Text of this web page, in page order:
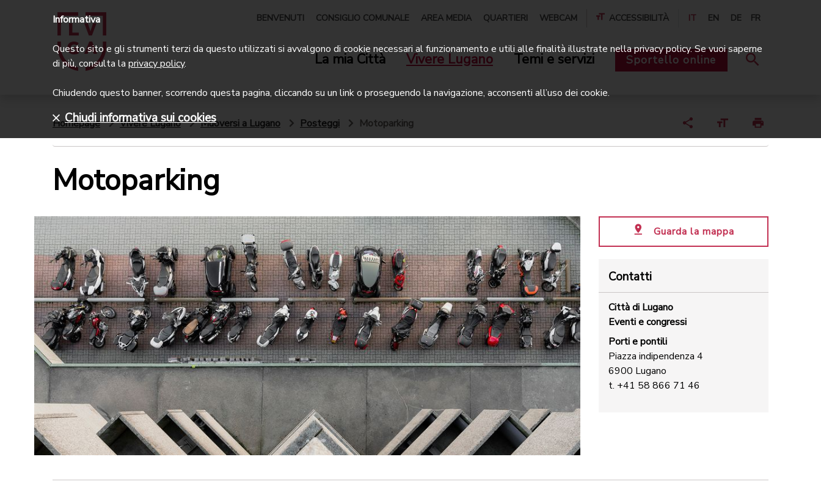
BENVENUTI CONSIGLIO COMUNALE AREA MEDIA QUARTIERI WEBCAM ACCESSIBILITÀ IT EN DE FR
La mia Città Vivere Lugano Temi e servizi Sportello online
Homepage Vivere Lugano Muoversi a Lugano Posteggi Motoparking
Motoparking
Guarda la mappa
Contatti
Città di Lugano
Eventi e congressi
Porti e pontili
Piazza indipendenza 4
6900 Lugano
t. +41 58 866 71 46
Informativa
Questo sito e gli strumenti terzi da questo utilizzati si avvalgono di cookie necessari al funzionamento e utili alle finalità illustrate nella privacy policy. Se vuoi saperne
di più, consulta la privacy policy.
Chiudendo questo banner, scorrendo questa pagina, cliccando su un link o proseguendo la navigazione, acconsenti all’uso dei cookie.
Chiudi informativa sui cookies